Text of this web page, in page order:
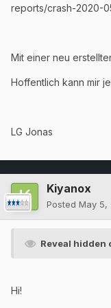
reports/crash-2020-
Mit einer neu
Hoffentlich kann mir
LG Jonas
Kiyanox
Posted May 5,
Reveal hidden
Hi!